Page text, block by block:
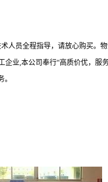
员全程指导，请放心购买。
业,本公司奉行“高质价优，
。